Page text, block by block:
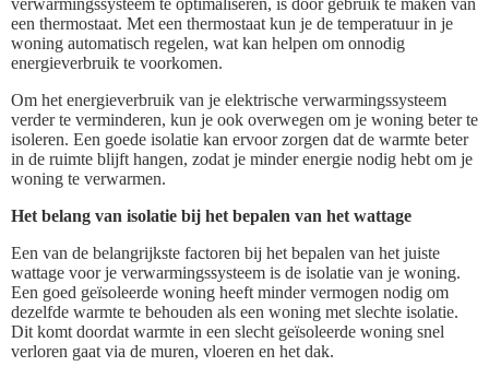
verwarmingssysteem te optimaliseren, is door gebruik te maken van
een thermostaat. Met een thermostaat kun je de temperatuur in je
woning automatisch regelen, wat kan helpen om onnodig
energieverbruik te voorkomen.
Om het energieverbruik van je elektrische verwarmingssysteem
verder te verminderen, kun je ook overwegen om je woning beter te
isoleren. Een goede isolatie kan ervoor zorgen dat de warmte beter
in de ruimte blijft hangen, zodat je minder energie nodig hebt om je
woning te verwarmen.
Het belang van isolatie bij het bepalen van het wattage
Een van de belangrijkste factoren bij het bepalen van het juiste
wattage voor je verwarmingssysteem is de isolatie van je woning.
Een goed geïsoleerde woning heeft minder vermogen nodig om
dezelfde warmte te behouden als een woning met slechte isolatie.
Dit komt doordat warmte in een slecht geïsoleerde woning snel
verloren gaat via de muren, vloeren en het dak.